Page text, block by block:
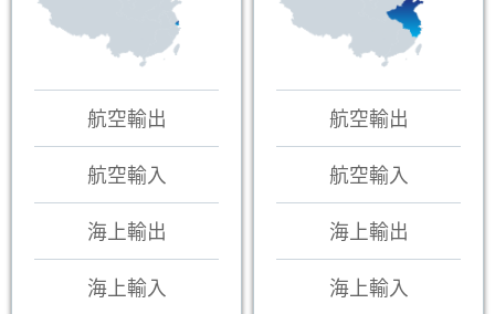
航空輸出
航空輸入
海上輸出
海上輸入
航空輸出
航空輸入
海上輸出
海上輸入